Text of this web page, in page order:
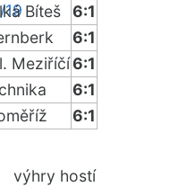
19Bíteš
6:1
6:1
Meziříčí6:1
6:1
6:1
výhry hostí